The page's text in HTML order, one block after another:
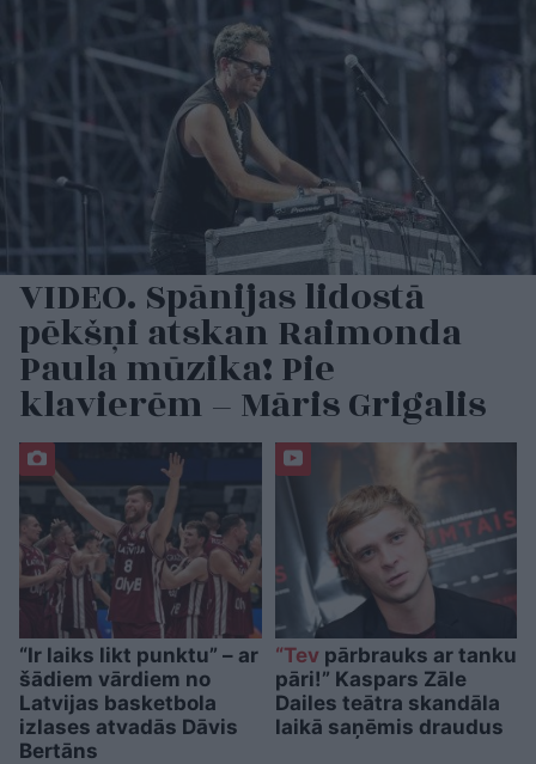
VIDEO. Spānijas lidostā
pēkšņi atskan Raimonda
Paula mūzika! Pie
klavierēm – Māris Grigalis
“Ir laiks likt punktu” – ar
šādiem vārdiem no
Latvijas basketbola
izlases atvadās Dāvis
Bertāns
“Tev pārbrauks ar tanku
pāri!” Kaspars Zāle
Dailes teātra skandāla
laikā saņēmis draudus